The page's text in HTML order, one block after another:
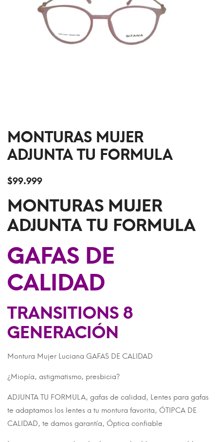
MONTURAS MUJER
ADJUNTA TU FORMULA
$99.999
MONTURAS MUJER
ADJUNTA TU FORMULA
GAFAS DE
CALIDAD
TRANSITIONS 8
GENERACIÓN
Montura Mujer Luciana GAFAS DE CALIDAD
¿Miopía, astigmatismo, presbicia?
ADJUNTA TU FORMULA, gafas de calidad, Lentes para gafas
te adaptamos los lentes a tu montura favorita, ÓTIPCA DE
CALIDAD, te damos garantía, Óptica confiable